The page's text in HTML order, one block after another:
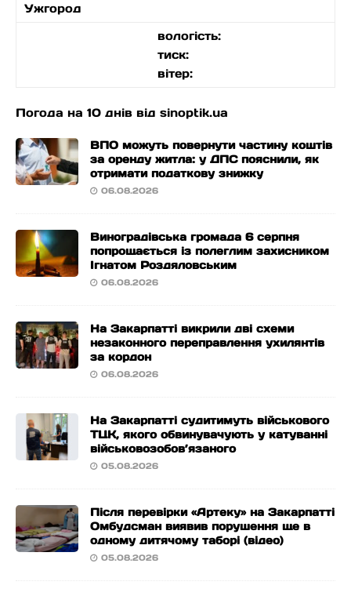
Ужгород
вологість:
тиск:
вітер:
Погода на 10 днів від sinoptik.ua
ВПО можуть повернути частину коштів
за оренду житла: у ДПС пояснили, як
отримати податкову знижку
06.08.2026
Виноградівська громада 6 серпня
попрощається із полеглим захисником
Ігнатом Роздяловським
06.08.2026
На Закарпатті викрили дві схеми
незаконного переправлення ухилянтів
за кордон
06.08.2026
На Закарпатті судитимуть військового
ТЦК, якого обвинувачують у катуванні
військовозобов’язаного
05.08.2026
Після перевірки «Артеку» на Закарпатті
Омбудсман виявив порушення ще в
одному дитячому таборі (відео)
05.08.2026